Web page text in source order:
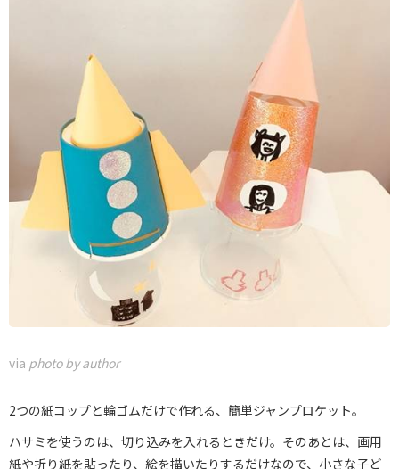
via photo by author
2つの紙コップと輪ゴムだけで作れる、簡単ジャンプロケット。
ハサミを使うのは、切り込みを入れるときだけ。そのあとは、画用
紙や折り紙を貼ったり、絵を描いたりするだけなので、小さな子ど